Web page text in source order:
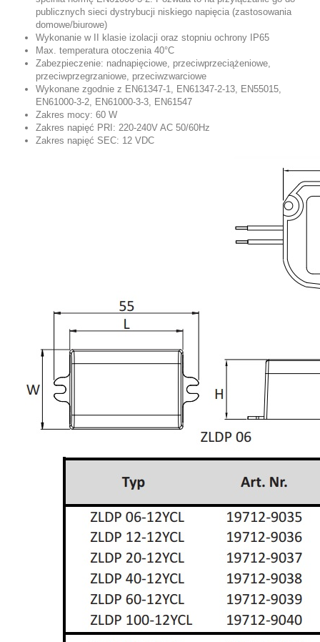
publicznych sieci dystrybucji niskiego napięcia (zastosowania
domowe/biurowe)
Wykonanie w II klasie izolacji oraz stopniu ochrony IP65
Max. temperatura otoczenia 40°C
Zabezpieczenie: nadnapięciowe, przeciwprzeciążeniowe,
przeciwprzegrzaniowe, przeciwzwarciowe
Wykonane zgodnie z EN61347-1, EN61347-2-13, EN55015,
EN61000-3-2, EN61000-3-3, EN61547
Zakres mocy: 60 W
Zakres napięć PRI: 220-240V AC 50/60Hz
Zakres napięć SEC: 12 VDC